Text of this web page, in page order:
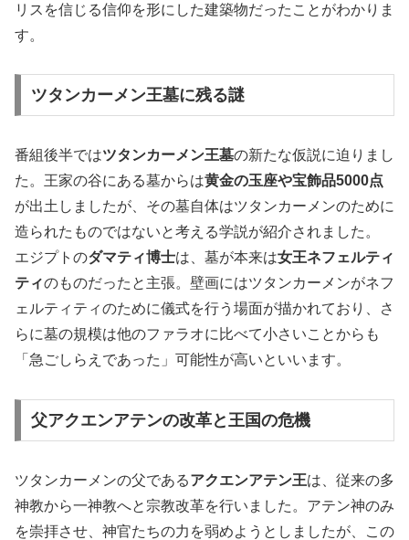
リスを信じる信仰を形にした建築物だったことがわかりま
す。
ツタンカーメン王墓に残る謎
番組後半ではツタンカーメン王墓の新たな仮説に迫りまし
た。王家の谷にある墓からは黄金の玉座や宝飾品5000点
が出土しましたが、その墓自体はツタンカーメンのために
造られたものではないと考える学説が紹介されました。
エジプトのダマティ博士は、墓が本来は女王ネフェルティ
ティのものだったと主張。壁画にはツタンカーメンがネフ
ェルティティのために儀式を行う場面が描かれており、さ
らに墓の規模は他のファラオに比べて小さいことからも
「急ごしらえであった」可能性が高いといいます。
父アクエンアテンの改革と王国の危機
ツタンカーメンの父であるアクエンアテン王は、従来の多
神教から一神教へと宗教改革を行いました。アテン神のみ
を崇拝させ、神官たちの力を弱めようとしましたが、この